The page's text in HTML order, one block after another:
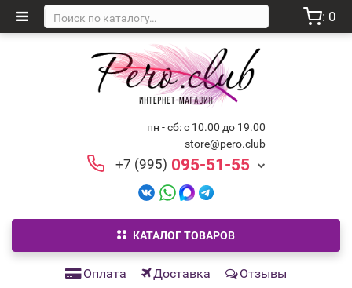
: 0
пн - сб: с 10.00 до 19.00
store@pero.club
+7 (995) 095-51-55
КАТАЛОГ ТОВАРОВ
Оплата Доставка Отзывы